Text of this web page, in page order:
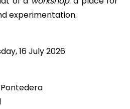
experimentation.
16 July 2026